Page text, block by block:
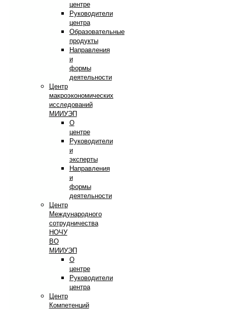
центре
Руководители
центра
Образовательные
продукты
Направления
и
формы
деятельности
Центр
макроэкономических
исследований
МИИУЭП
О
центре
Руководители
и
эксперты
Направления
и
формы
деятельности
Центр
Международного
сотрудничества
НОЧУ
ВО
МИИУЭП
О
центре
Руководители
центра
Центр
Компетенций